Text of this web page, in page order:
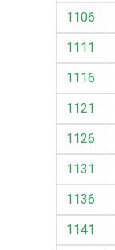
1106
1111
1116
1121
1126
1131
1136
1141